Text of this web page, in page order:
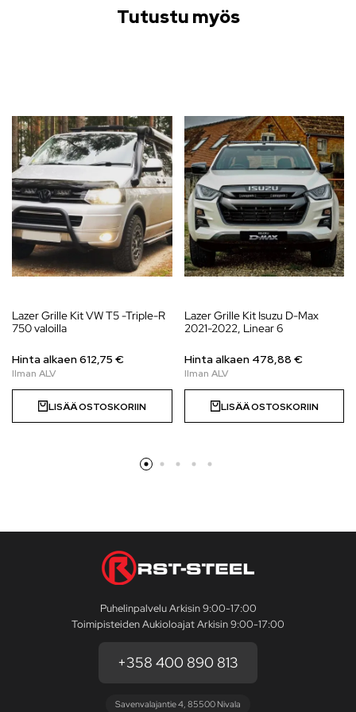
Tutustu myös
Lazer Grille Kit VW T5 -Triple-R
750 valoilla
Hinta alkaen612,75 €
LISÄÄ OSTOSKORIIN
Lazer Grille Kit Isuzu D-Max
2021-2022, Linear 6
Hinta alkaen 478,88 €
LISÄÄ OSTOSKORIIN
Puhelinpalvelu Arkisin 9:00-17:00
Toimipisteiden Aukioloajat Arkisin 9:00-17:00
+358 400 890 813
Savenvalajantie 4, 85500 Nivala